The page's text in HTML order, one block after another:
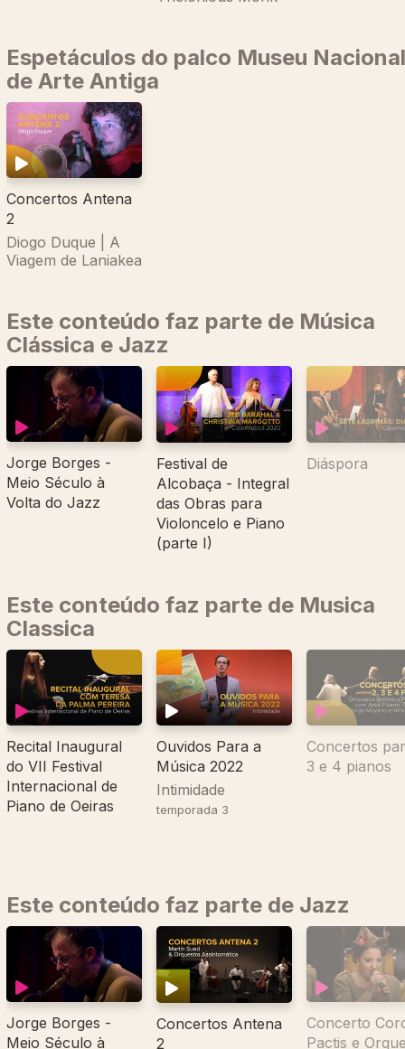
Espetáculos do palco Museu Nacional
de Arte Antiga
Concertos Antena
2
Diogo Duque | A
Viagem de Laniakea
Este conteúdo faz parte de Música
Clássica e Jazz
Jorge Borges -
Meio Século à
Volta do Jazz
Festival de
Alcobaça - Integral
das Obras para
Violoncelo e Piano
(parte I)
Diáspora
Este conteúdo faz parte de Musica
Classica
Recital Inaugural
do VII Festival
Internacional de
Piano de Oeiras
Ouvidos Para a
Música 2022
Intimidade
temporada 3
Concertos
3 e 4 pianos
Este conteúdo faz parte de Jazz
Jorge Borges -
Meio Século à
Concertos Antena
2
Concerto
Pactis e